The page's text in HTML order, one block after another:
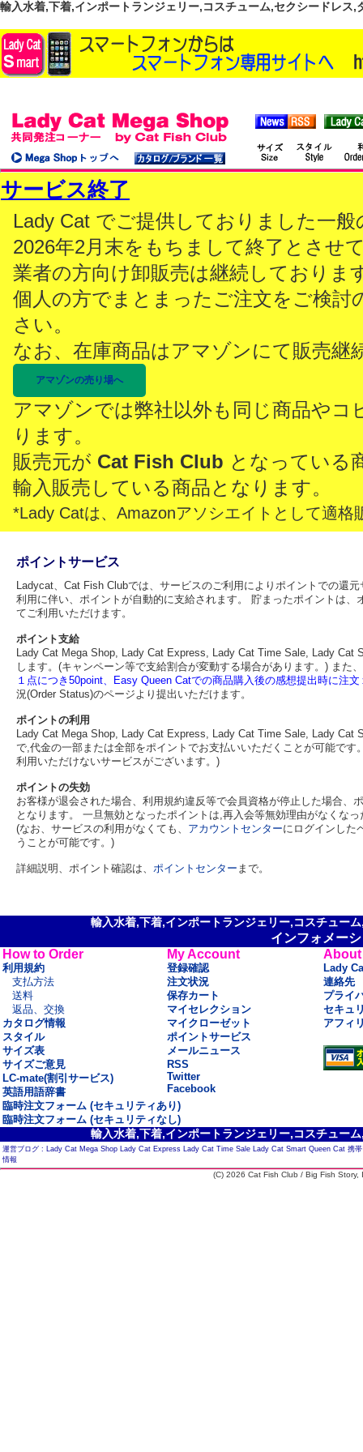
輸入水着,下着,インポートランジェリー,コスチューム,セクシードレス
サービス終了
Lady Cat でご提供しておりました一
2026年2月末をもちまして終了とさせ
業者の方向け卸販売は継続しておりま
個人の方でまとまったご注文をご検討
さい。
なお、在庫商品はアマゾンにて販売継
アマゾンの売り場へ
アマゾンでは弊社以外も同じ商品やコ
ります。
販売元が Cat Fish Club となっている
輸入販売している商品となります。
*Lady Catは、Amazonアソシエイトとして適格
ポイントサービス
Ladycat、Cat Fish Clubでは、サービスのご利用によりポイントでの還
利用に伴い、ポイントが自動的に支給されます。 貯まったポイントは
てご利用いただけます。
ポイント支給
Lady Cat Mega Shop, Lady Cat Express, Lady Cat Time Sale, Lady Cat
します。(キャンペーン等で支給割合が変動する場合があります。) また、
１点につき50point、Easy Queen Catでの商品購入後の感想提出時に注
況(Order Status)のページより提出いただけます。
ポイントの利用
Lady Cat Mega Shop, Lady Cat Express, Lady Cat Time Sale, Lady Cat
で,代金の一部または全部をポイントでお支払いいただくことが可能で
利用いただけないサービスがございます。)
ポイントの失効
お客様が退会された場合、利用規約違反等で会員資格が停止した場合、
となります。 一旦無効となったポイントは,再入会等無効理由がなくな
(なお、サービスの利用がなくても、 アカウントセンターにログインした
うことが可能です。)
詳細説明、ポイント確認は、 ポイントセンター まで。
輸入水着,下着,インポートランジェリー,コスチュー
インフォメー
How to Order
利用規約
支払方法
送料
返品、交換
カタログ情報
スタイル
サイズ表
サイズご意見
LC-mate(割引サービス)
英語用語辞書
My Account
登録確認
注文状況
保存カート
マイセレクション
マイクローゼット
ポイントサービス
メールニュース
RSS
Twitter
Facebook
About
Lady
連絡先
プライ
セキュ
アフィ
臨時注文フォーム (セキュリティあり)
臨時注文フォーム (セキュリティなし)
輸入水着,下着,インポートランジェリー,コスチュー
運営ブログ : Lady Cat Mega Shop Lady Cat Express Lady Cat Time Sale Lady Cat Smart Queen Cat 携
情報
(C) 2026 Cat Fish Club / Big Fish Story,